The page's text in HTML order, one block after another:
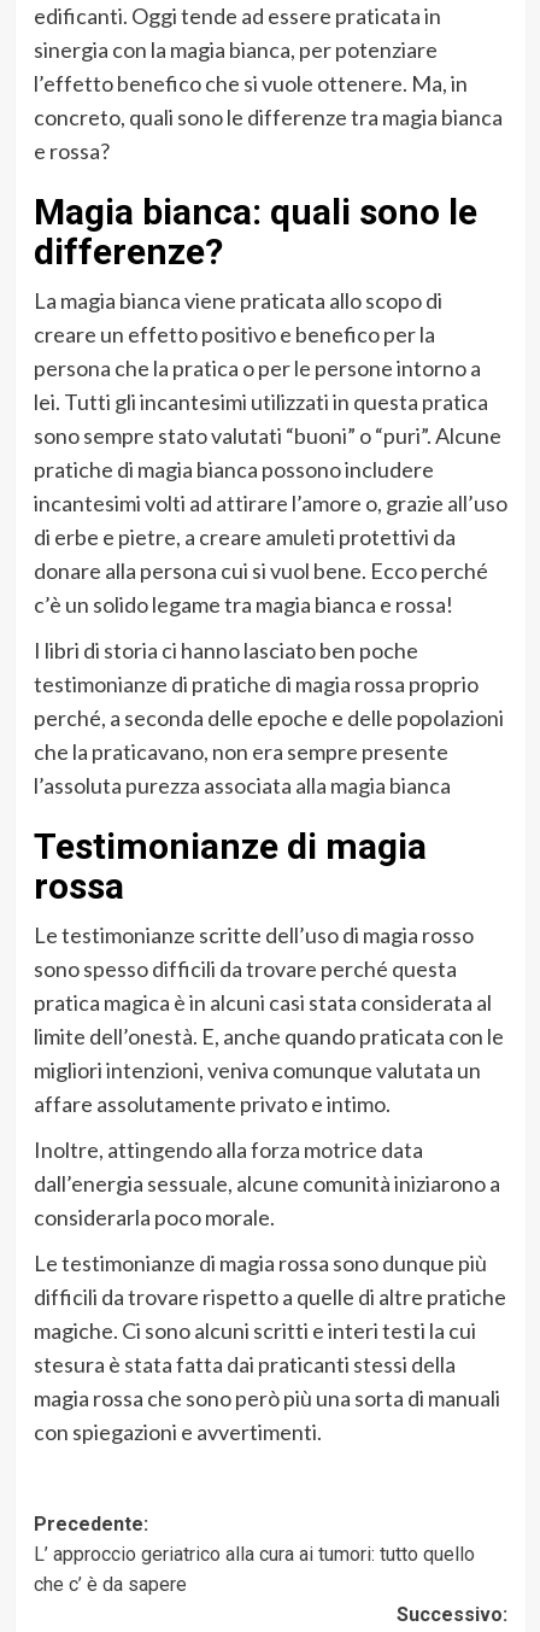
edificanti. Oggi tende ad essere praticata in
sinergia con la magia bianca, per potenziare
l’effetto benefico che si vuole ottenere. Ma, in
concreto, quali sono le differenze tra magia bianca
e rossa?
Magia bianca: quali sono le
differenze?
La magia bianca viene praticata allo scopo di
creare un effetto positivo e benefico per la
persona che la pratica o per le persone intorno a
lei. Tutti gli incantesimi utilizzati in questa pratica
sono sempre stato valutati “buoni” o “puri”. Alcune
pratiche di magia bianca possono includere
incantesimi volti ad attirare l’amore o, grazie all’uso
di erbe e pietre, a creare amuleti protettivi da
donare alla persona cui si vuol bene. Ecco perché
c’è un solido legame tra magia bianca e rossa!
I libri di storia ci hanno lasciato ben poche
testimonianze di pratiche di magia rossa proprio
perché, a seconda delle epoche e delle popolazioni
che la praticavano, non era sempre presente
l’assoluta purezza associata alla magia bianca
Testimonianze di magia
rossa
Le testimonianze scritte dell’uso di magia rosso
sono spesso difficili da trovare perché questa
pratica magica è in alcuni casi stata considerata al
limite dell’onestà. E, anche quando praticata con le
migliori intenzioni, veniva comunque valutata un
affare assolutamente privato e intimo.
Inoltre, attingendo alla forza motrice data
dall’energia sessuale, alcune comunità iniziarono a
considerarla poco morale.
Le testimonianze di magia rossa sono dunque più
difficili da trovare rispetto a quelle di altre pratiche
magiche. Ci sono alcuni scritti e interi testi la cui
stesura è stata fatta dai praticanti stessi della
magia rossa che sono però più una sorta di manuali
con spiegazioni e avvertimenti.
Navigazione
articolo
Precedente:
L’ approccio geriatrico alla cura ai tumori: tutto quello
che c’ è da sapere
Successivo: